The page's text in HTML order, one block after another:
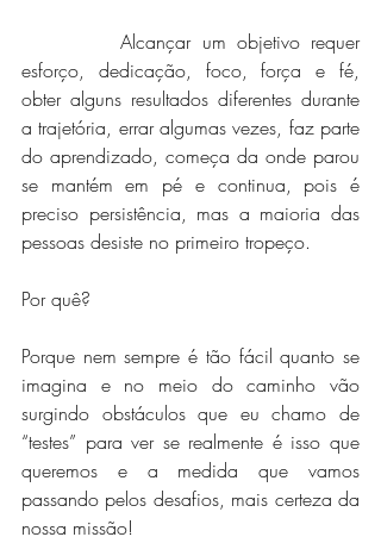
         Alcançar um objetivo requer
esforço, dedicação, foco, força e fé,
obter alguns resultados diferentes durante
a trajetória, errar algumas vezes, faz parte
do aprendizado, começa da onde parou
se mantém em pé e continua, pois é
preciso persistência, mas a maioria das
pessoas desiste no primeiro tropeço.
Por quê?
Porque nem sempre é tão fácil quanto se
imagina e no meio do caminho vão
surgindo obstáculos que eu chamo de
“testes” para ver se realmente é isso que
queremos e a medida que vamos
passando pelos desafios, mais certeza da
nossa missão!